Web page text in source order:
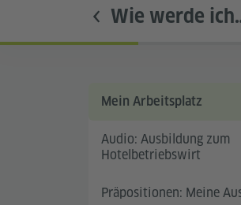
Wie werde
Mein Arbeitsplatz
Audio: Ausbildung zum
Hotelbetriebswirt
Präpositionen: Meine